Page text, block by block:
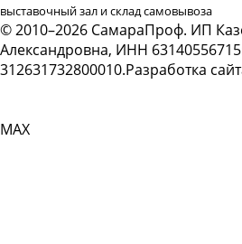
выставочный зал и склад самовывоза
© 2010–2026 СамараПроф. ИП
Александровна, ИНН
312631732800010.Разработка
MAX